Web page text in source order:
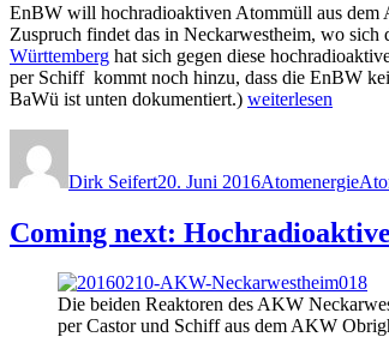
EnBW will hochradioaktiven Atommüll aus dem
Zuspruch findet das in Neckarwestheim, wo
Württemberg hat sich gegen diese
per Schiff kommt noch hinzu, dass die EnBW
BaWü ist unten dokumentiert.) „Hochradioaktiver
Neckarwestheim
BUND
verweigern
weiterlesen
Dirk Seifert20. Juni 2016Atomenergie
Coming next:
Die beiden Reaktoren des AKW
per Castor und Schiff aus dem AKW